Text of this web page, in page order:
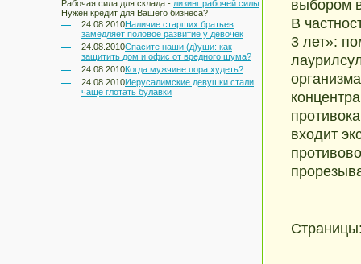
Рабочая сила для склада - лизинг рабочей силы
Нужен кредит для Вашего бизнеса?
24.08.2010Наличие старших братьев
замедляет половое развитие у девочек
24.08.2010Спасите наши (д)уши: как
защитить дом и офис от вредного шума?
24.08.2010Когда мужчине пора худеть?
24.08.2010Иерусалимские девушки стали
чаще глотать булавки
выбором
В
3 лет»:
входит